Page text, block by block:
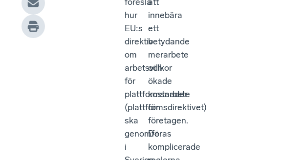
hur
EU:s
direktiv
om
arbetsvillkor
för
plattformsarbete
(plattformsdirektivet)
ska
genomföras
i
innebära
ett
betydande
merarbete
och
ökade
kostnader
för
företagen.
De
komplicerade